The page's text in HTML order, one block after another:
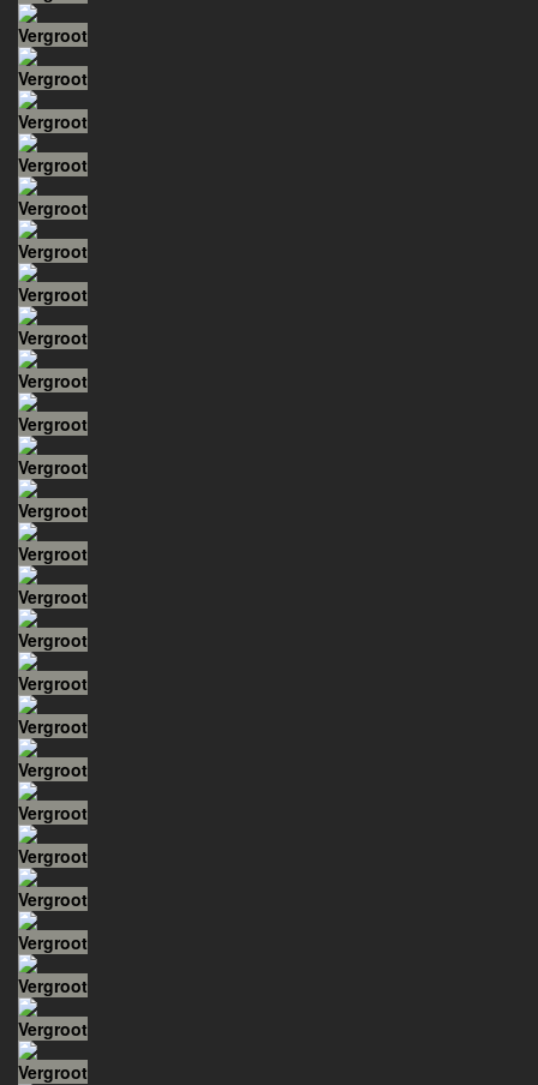
Vergroot
Vergroot
Vergroot
Vergroot
Vergroot
Vergroot
Vergroot
Vergroot
Vergroot
Vergroot
Vergroot
Vergroot
Vergroot
Vergroot
Vergroot
Vergroot
Vergroot
Vergroot
Vergroot
Vergroot
Vergroot
Vergroot
Vergroot
Vergroot
Vergroot